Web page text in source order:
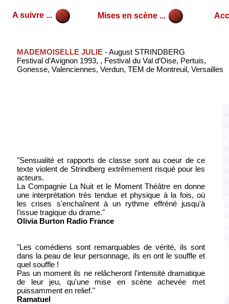
Mises en scène ...
A suivre ...
MADEMOISELLE JULIE - August STRINDBERG
Festival d’Avignon 1993, , Festival du Val d’Oise, Pertuis,
Gonesse, Valenciennes, Verdun, TEM de Montreuil, Versailles
"Sensualité et rapports de classe sont au coeur de ce
texte violent de Strindberg extrêmement risqué pour les
acteurs.
La Compagnie La Nuit et le Moment Théâtre en donne
une interprétation très tendue et physique à la fois, où
les crises s'enchaînent à un rythme effréné jusqu'à
l'issue tragique du drame."
Olivia Burton Radio France
"Les comédiens sont remarquables de vérité, ils sont
dans la peau de leur personnage, ils en ont le souffle et
quel souffle !
Pas un moment ils ne relâcheront l'intensité dramatique
de leur jeu, qu'une mise en scène achevée met
puissamment en relief."
Ramatuel